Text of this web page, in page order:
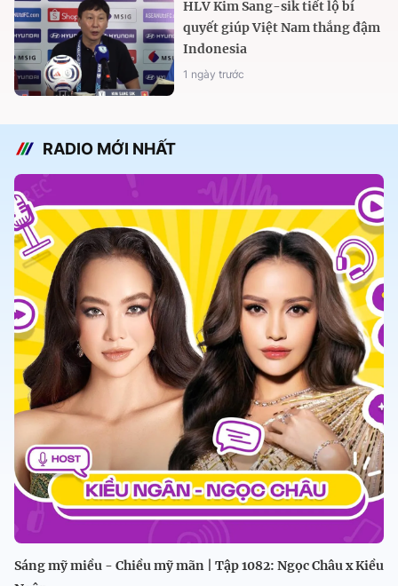
HLV Kim Sang-sik tiết lộ bí
quyết giúp Việt Nam thắng đậm
Indonesia
1 ngày trước
RADIO MỚI NHẤT
Sáng mỹ miều - Chiều mỹ mãn | Tập 1082: Ngọc Châu x Kiều